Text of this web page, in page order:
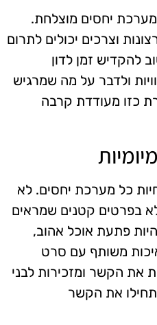
יחסים מוצלחת.
וצרכים יכולים לתרום
להקדיש זמן לדון
ולדבר על מה שמרגיש
כזו מעודדת קרבה
כל מערכת יחסים. לא
בפרטים קטנים שמראים
פתעת אוכל אהוב,
משותף עם סרט
את הקשר ומזכירות לבני
את הקשר